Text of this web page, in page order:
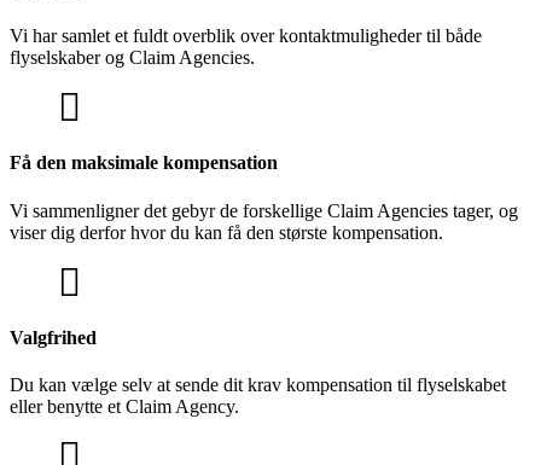
Vi har samlet et fuldt overblik over kontaktmuligheder til både
flyselskaber og Claim Agencies.
Få den maksimale kompensation
Vi sammenligner det gebyr de forskellige Claim Agencies tager, og
viser dig derfor hvor du kan få den største kompensation.
Valgfrihed
Du kan vælge selv at sende dit krav kompensation til flyselskabet
eller benytte et Claim Agency.